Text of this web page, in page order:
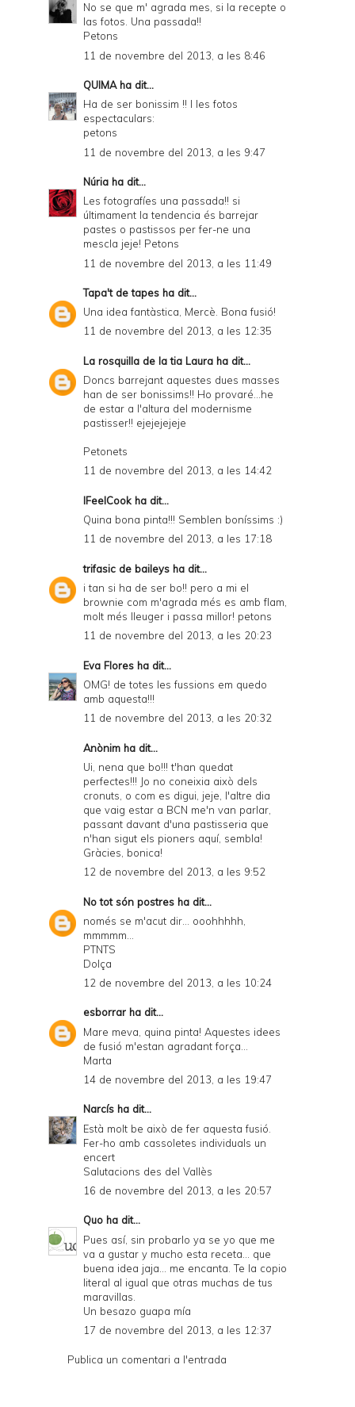
i
l
d
P
D
No se que m' agrada mes, si la recepte o
las fotos. Una passada!!
Petons
11 de novembre del 2013, a les 8:46
QUIMAha dit...
Ha de ser bonissim !! I les fotos
espectaculars:
petons
11 de novembre del 2013, a les 9:47
Núria ha dit...
Les fotografíes una passada!! si
últimament la tendencia és barrejar
pastes o pastissos per fer-ne una
mescla jeje! Petons
11 de novembre del 2013, a les 11:49
Tapa't de tapes ha dit...
Una idea fantàstica, Mercè. Bona fusió!
11 de novembre del 2013, a les 12:35
La rosquilla de la tia Laura ha dit...
Doncs barrejant aquestes dues masses
han de ser bonissims!! Ho provaré...he
de estar a l'altura del modernisme
pastisser!! ejejejejeje
Petonets
11 de novembre del 2013, a les 14:42
IFeelCook ha dit...
Quina bona pinta!!! Semblen boníssims :)
11 de novembre del 2013, a les 17:18
trifasic de baileys ha dit...
i tan si ha de ser bo!! pero a mi el
brownie com m'agrada més es amb flam,
molt més lleuger i passa millor! petons
11 de novembre del 2013, a les 20:23
Eva Flores ha dit...
OMG! de totes les fussions em quedo
amb aquesta!!!
11 de novembre del 2013, a les 20:32
Anònim ha dit...
Ui, nena que bo!!! t'han quedat
perfectes!!! Jo no coneixia això dels
cronuts, o com es digui, jeje, l'altre dia
que vaig estar a BCN me'n van parlar,
passant davant d'una pastisseria que
n'han sigut els pioners aquí, sembla!
Gràcies, bonica!
12 de novembre del 2013, a les 9:52
No tot són postres ha dit...
només se m'acut dir... ooohhhhh,
mmmmm...
PTNTS
Dolça
12 de novembre del 2013, a les 10:24
esborrar ha dit...
Mare meva, quina pinta! Aquestes idees
de fusió m'estan agradant força...
Marta
14 de novembre del 2013, a les 19:47
Narcís ha dit...
Està molt be això de fer aquesta fusió.
Fer-ho amb cassoletes individuals un
encert
Salutacions des del Vallès
16 de novembre del 2013, a les 20:57
Quo ha dit...
Pues así, sin probarlo ya se yo que me
va a gustar y mucho esta receta... que
buena idea jaja... me encanta. Te la copio
literal al igual que otras muchas de tus
maravillas.
Un besazo guapa mía
17 de novembre del 2013, a les 12:37
Publica un comentari a l'entrada